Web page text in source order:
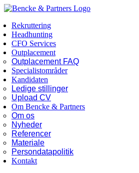
Skip
content
Facebook
LinkedIn
Rekruttering
Headhunting
CFO Services
Outplacement
Outplacement FAQ
Specialistområder
Kandidaten
Ledige stillinger
Upload CV
Om Bencke & Partners
Om os
Nyheder
Referencer
Materiale
Persondatapolitik
Kontakt